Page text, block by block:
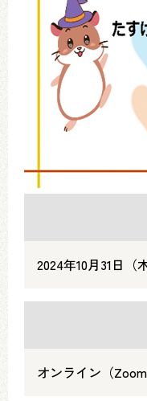
2024年10月31日（
オンライン（Zoom